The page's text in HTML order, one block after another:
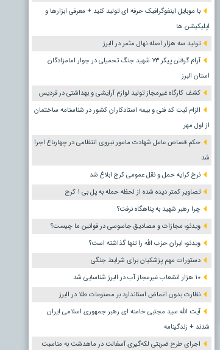
با موبایل اینفوگرافیک حرفه ای تولید کنید + معرفی ابزارها و
اپلیکیشن ها
تولید سه هزار اصله نهال مثمر در البرز
آرام گرفتن پیکر ۷۳ شهید جنگ تحمیلی در جوار امامزادگان
استان البرز
کشف کارگاه غیرمجاز تولید لوازم آرایشی و بهداشتی در فردیس
الزام ثبت کد فنی و بیمه استادکاران کشور در شناسنامه ساختمان
از اول مهر
حکم قصاص عامل شهادت مامور نیروی انتظامی در چهارباغ اجرا
شد
نرخ کرایه حمل و نقل عمومی کرج ابلاغ شد
تصاویر کمتر دیده شده از لحظه حمله به پل بی ۱ کرج
چرا رهبر شهید به پناهگاه نرفت؟
ویدئو؛ مجازات و مصادیق جاسوسی در قوانین ما چیست؟
ویدئو؛ ایران حزب الله را تنها گذاشته است؟
دستورات مهم پزشکیان برای شرایط جنگی
۱۰ هزار انشعاب غیرمجاز آب در البرز شناسایی شد
نظارت بدون اغماض استاندارد بر مصنوعات طلا در البرز
آیت الله سید مجتبی خامنه ای رهبر جمهوری اسلامی ایران
شدند + زندگینامه
اجرای طرح ضربتی لکه‌گیری آسفالت در ماهدشت به مناسبت